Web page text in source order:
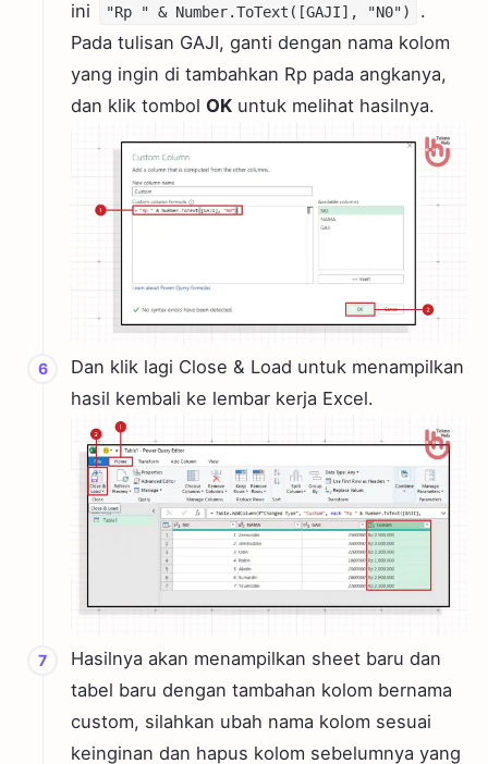
ini "Rp " & Number.ToText([GAJI], "N0")
.
Pada tulisan GAJI, ganti dengan nama kolom
yang ingin di tambahkan Rp pada angkanya,
dan klik tombol OK untuk melihat hasilnya.
Dan klik lagi Close & Load untuk menampilkan
hasil kembali ke lembar kerja Excel.
Hasilnya akan menampilkan sheet baru dan
tabel baru dengan tambahan kolom bernama
custom, silahkan ubah nama kolom sesuai
keinginan dan hapus kolom sebelumnya yang